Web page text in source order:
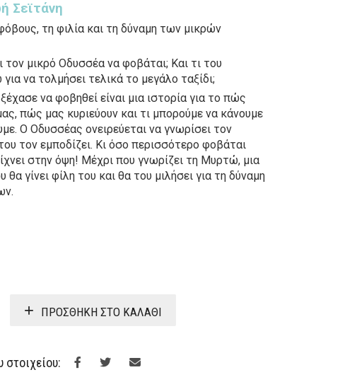
Σεϊτάνη
τη φιλία και τη δύναμη των μικρών
τον μικρό Οδυσσέα να φοβάται; Και τι του
να τολμήσει τελικά το μεγάλο ταξίδι;
να φοβηθεί είναι μια ιστορία για το πώς
πώς μας κυριεύουν και τι μπορούμε να κάνουμε
Ο Οδυσσέας ονειρεύεται να γνωρίσει τον
τον εμποδίζει. Κι όσο περισσότερο φοβάται
στην όψη! Μέχρι που γνωρίζει τη Μυρτώ, μια
γίνει φίλη του και θα του μιλήσει για τη δύναμη
price
was:
€9.80.
τρέχουσα
τιμή
είναι:
ΠΡΟΣΘΉΚΗ ΣΤΟ ΚΑΛΆΘΙ
στοιχείου: